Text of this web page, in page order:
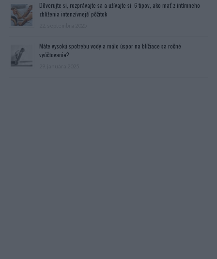
Dôverujte si, rozprávajte sa a užívajte si: 6 tipov, ako mať z intímneho
zblíženia intenzívnejší pôžitok
Máte vysokú spotrebu vody a málo úspor na blížiace sa ročné
vyúčtovanie?